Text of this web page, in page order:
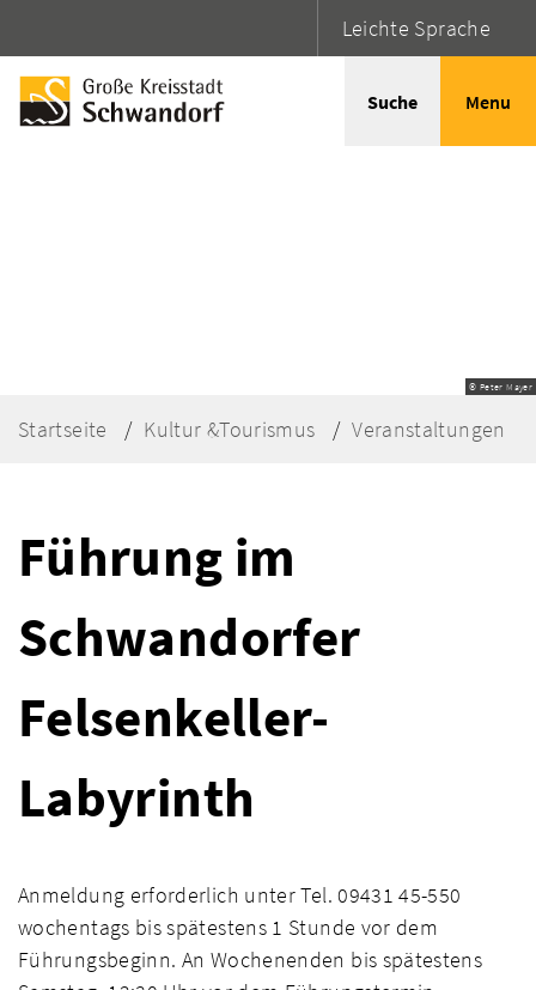
Leichte Sprache
Suche Menu
© Peter Mayer
Startseite Kultur &Tourismus Veranstaltungen
Führung im
Schwandorfer
Felsenkeller-
Labyrinth
Anmeldung erforderlich unter Tel. 09431 45-550
wochentags bis spätestens 1 Stunde vor dem
Führungsbeginn. An Wochenenden bis spätestens